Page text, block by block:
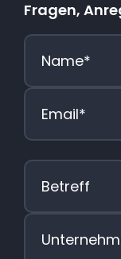
Fragen,